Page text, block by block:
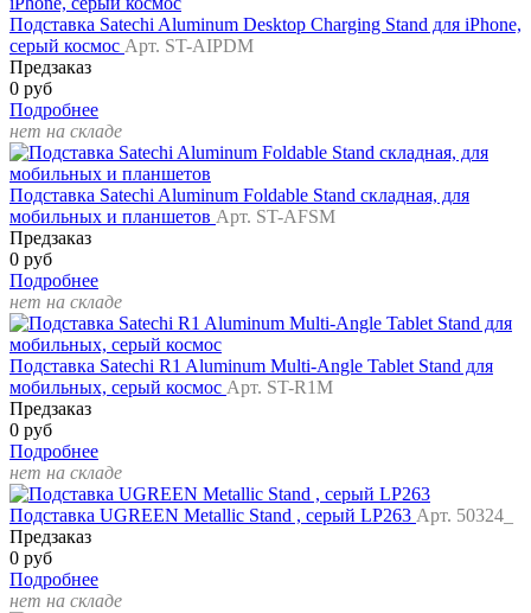
Подставка Satechi Aluminum Desktop Charging Stand для iPhone,
серый космос Арт. ST-AIPDM
Предзаказ
0 руб
Подробнее
нет на складе
Подставка Satechi Aluminum Foldable Stand складная, для
мобильных и планшетов Арт. ST-AFSM
Предзаказ
0 руб
Подробнее
нет на складе
Подставка Satechi R1 Aluminum Multi-Angle Tablet Stand для
мобильных, серый космос Арт. ST-R1M
Предзаказ
0 руб
Подробнее
нет на складе
Подставка UGREEN Metallic Stand , серый LP263 Арт. 50324_
Предзаказ
0 руб
Подробнее
нет на складе